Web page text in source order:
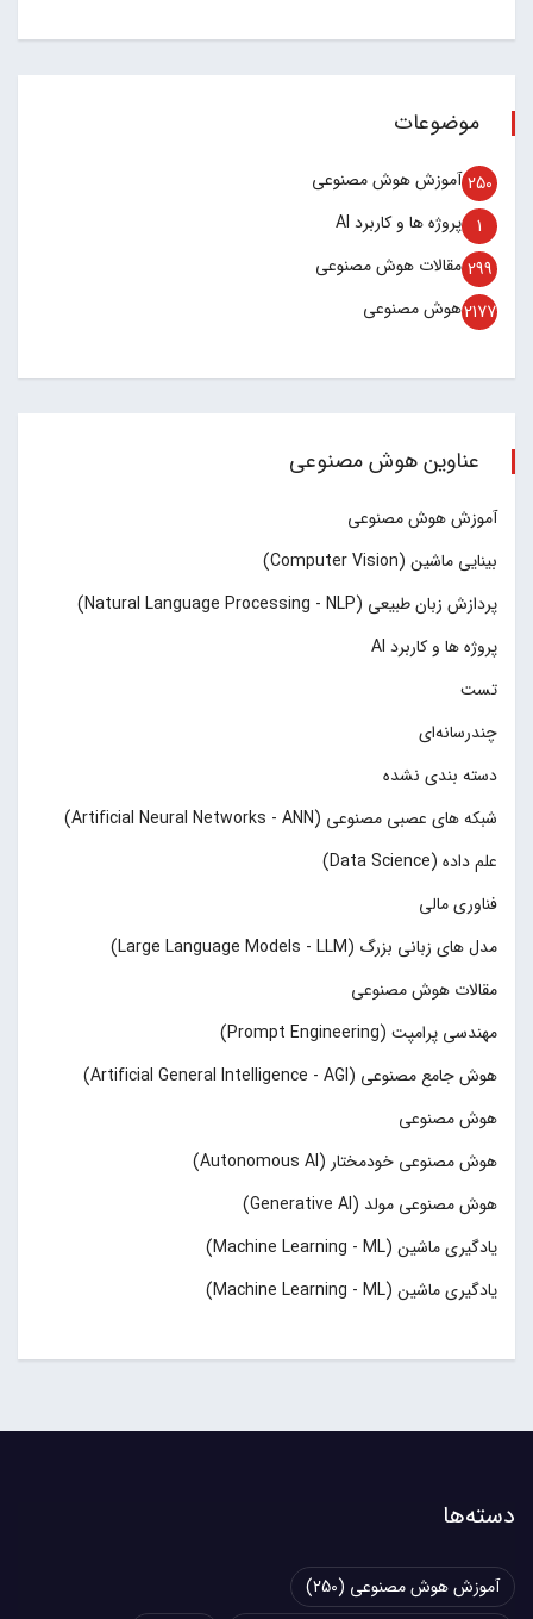
موضوعات
آموزش هوش مصنوعی 250
پروژه ها و کاربرد AI 1
مقالات هوش مصنوعی 299
هوش مصنوعی2177
عناوین هوش مصنوعی
آموزش هوش مصنوعی
بینایی ماشین (Computer Vision)
پردازش زبان طبیعی (Natural Language Processing - NLP)
پروژه ها و کاربرد AI
تست
چند‌‌رسانه‌ای
دسته بندی نشده
شبکه های عصبی مصنوعی (Artificial Neural Networks - ANN)
علم داده (Data Science)
فناوری مالی
مدل های زبانی بزرگ (Large Language Models - LLM)
مقالات هوش مصنوعی
مهندسی پرامپت (Prompt Engineering)
هوش جامع مصنوعی (Artificial General Intelligence - AGI)
هوش مصنوعی
هوش مصنوعی خودمختار (Autonomous AI)
هوش مصنوعی مولد (Generative AI)
یادگیری ماشین (Machine Learning - ML)
یادگیری ماشین (Machine Learning - ML)
دسته‌ها
آموزش هوش مصنوعی (250)